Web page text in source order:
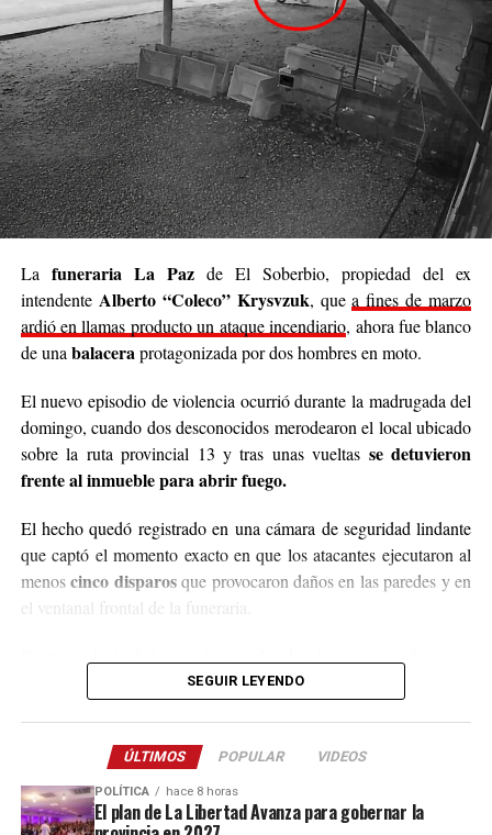
brindar un poco de alivio a quienes están pasando
momentos difíciles. No podemos cambiar el mundo
entero, pero sí podemos cambiar el día de alguien”.
Se trata de una iniciativa hecha a pulmón, con esfuerzo
propio y con el acompañamiento de cada persona que
decide sumar su granito de arena, ya sea concamperas,
buzos, sacos, frazadas, colchas, mantas, bufandas,
gorros, guantes y todo lo que pueda abrigar.
Cabe destacar que para mediados de mayo será la
entrega de donaciones y tienen planificado realizar ollas
populares de arroz con pollo, por lo que también
recibirán donaciones de alimentos no perecederos.
Para comunicarse con el organizador de la iniciativa,
podrán enviar mensajes, audios o realizar llamadas al
3764140551
o a través de Instagram
@agustin_pineiroo
La funeraria La Pazde El Soberbio, propiedad del ex
intendente Alberto “Coleco” Krysvzuk, quea fines de marzo
ardió en llamas producto un ataque incendiario, ahora fue blanco
de una balacera protagonizada por dos hombres en moto.
El nuevo episodio de violencia ocurrió durante la madrugada del
domingo, cuando dos desconocidos merodearon el local ubicado
sobre la ruta provincial 13 y tras unas vueltas se detuvieron
frente al inmueble para abrir fuego.
El hecho quedó registrado en una cámara de seguridad lindante
que captó el momento exacto en que los atacantes ejecutaron al
menoscinco disparosque provocaron daños en las paredes y en
el ventanal frontal de la funeraria.
hacia el acceso a El Soberbio y en el lugar intervino el personal
de la comisaría Primera, quienes fueron requeridos a partir de un
Este ataque se suma a otros tantos episodios similares registrados
recientemente en contra de comercios o propiedades vinculadas a
SEGUIR LEYENDO
ÚLTIMOS POPULAR VIDEOS
POLÍTICA hace 8 horas
El plan de La Libertad Avanza para gobernar la